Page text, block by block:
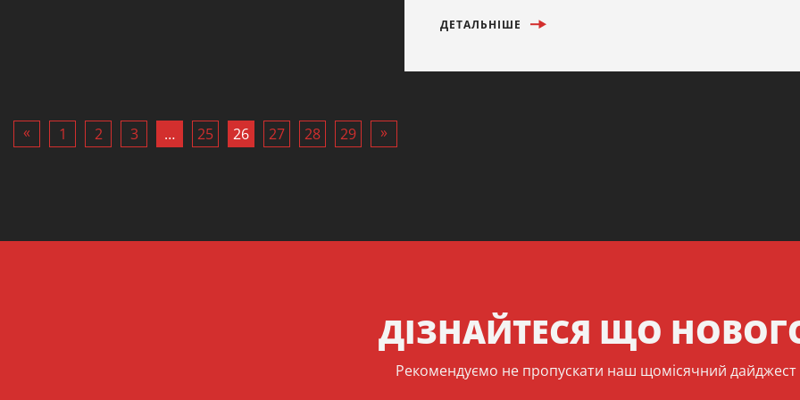
ДЕТАЛЬНІШЕ
« 1 2 3 … 25 26 27 28 29 »
ДІЗНАЙТЕСЯ ЩО
Рекомендуємо не пропускати наш щомісячний дайджест